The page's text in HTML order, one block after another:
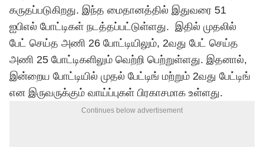
கருதப்படுகிறது. இந்த மைதானத்தில் இதுவரை 51
ஐபிஎல் போட்டிகள் நடத்தப்பட்டுள்ளது. இதில் முதலில்
பேட் செய்த அணி 26 போட்டியிலும், 2வது பேட் செய்த
அணி 25 போட்டிகளிலும் வெற்றி பெற்றுள்ளது. இதனால்,
இன்றைய போட்டியில் முதல் பேட்டிங் மற்றும் 2வது பேட்டிங்
என இருவருக்கும் வாய்ப்புகள் பிரகாசமாக உள்ளது.
Continues below advertisement